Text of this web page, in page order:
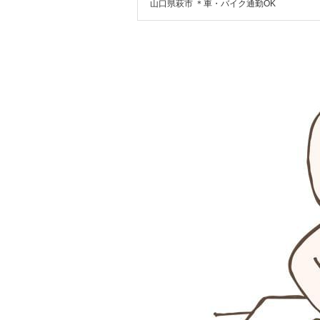
山口県萩市 ＊車・バイク通勤OK